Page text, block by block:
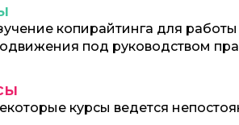
копирайтинга для
под руководством
курсы ведется